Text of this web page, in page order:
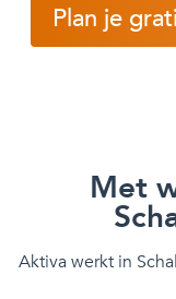
Plan je
Met
Aktiva werkt in